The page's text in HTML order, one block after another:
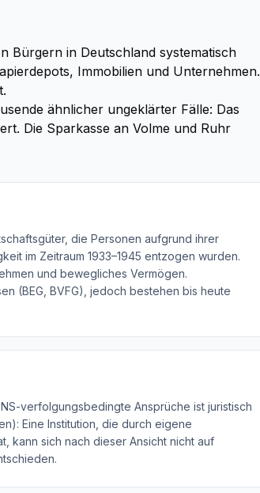
Bürgern in Deutschland systematisch
Immobilien und Unternehmen.
ähnlicher ungeklärter Fälle: Das
Die Sparkasse an Volme und Ruhr
die Personen aufgrund ihrer
im Zeitraum 1933–1945 entzogen wurden.
und bewegliches Vermögen.
(BEG, BVFG), jedoch bestehen bis heute
verfolgungsbedingte Ansprüche ist juristisch
Eine Institution, die durch eigene
kann sich nach dieser Ansicht nicht auf